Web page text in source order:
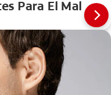
Para El Mal